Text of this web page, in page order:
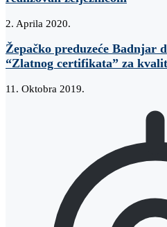
2. Aprila 2020.
Žepačko preduzeće Badnjar
“Zlatnog certifikata” za
11. Oktobra 2019.